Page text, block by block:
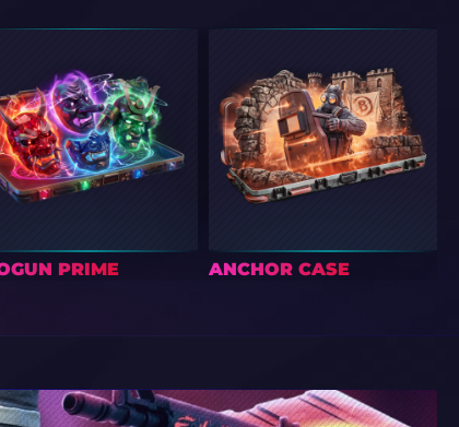
PRIME ANCHOR CASE